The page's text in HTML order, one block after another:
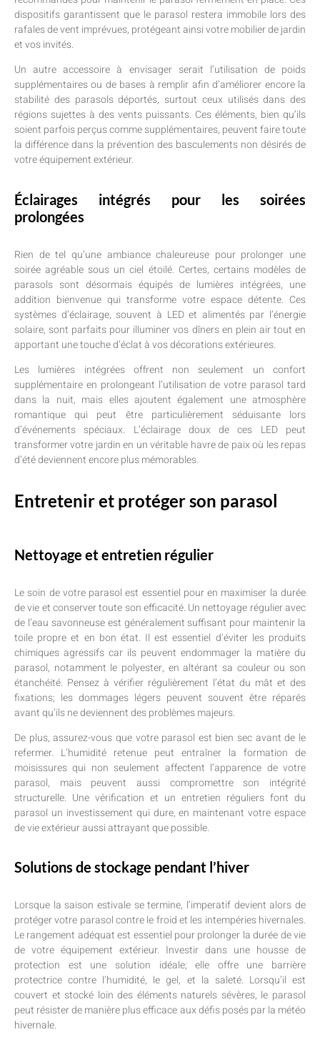
dispositifs garantissent que le parasol restera immobile lors des
rafales de vent imprévues, protégeant ainsi votre mobilier de jardin
et vos invités.
Un autre accessoire à envisager serait l’utilisation de poids
supplémentaires ou de bases à remplir afin d’améliorer encore la
stabilité des parasols déportés, surtout ceux utilisés dans des
régions sujettes à des vents puissants. Ces éléments, bien qu’ils
soient parfois perçus comme supplémentaires, peuvent faire toute
la différence dans la prévention des basculements non désirés de
votre équipement extérieur.
Éclairages intégrés pour les soirées
prolongées
Rien de tel qu’une ambiance chaleureuse pour prolonger une
soirée agréable sous un ciel étoilé. Certes, certains modèles de
parasols sont désormais équipés de lumières intégrées, une
addition bienvenue qui transforme votre espace détente. Ces
systèmes d’éclairage, souvent à LED et alimentés par l’énergie
solaire, sont parfaits pour illuminer vos dîners en plein air tout en
apportant une touche d’éclat à vos décorations extérieures.
Les lumières intégrées offrent non seulement un confort
supplémentaire en prolongeant l’utilisation de votre parasol tard
dans la nuit, mais elles ajoutent également une atmosphère
romantique qui peut être particulièrement séduisante lors
d’événements spéciaux. L’éclairage doux de ces LED peut
transformer votre jardin en un véritable havre de paix où les repas
d’été deviennent encore plus mémorables.
Entretenir et protéger son parasol
Nettoyage et entretien régulier
Le soin de votre parasol est essentiel pour en maximiser la durée
de vie et conserver toute son efficacité. Un nettoyage régulier avec
de l’eau savonneuse est généralement suffisant pour maintenir la
toile propre et en bon état. Il est essentiel d’éviter les produits
chimiques agressifs car ils peuvent endommager la matière du
parasol, notamment le polyester, en altérant sa couleur ou son
étanchéité. Pensez à vérifier régulièrement l’état du mât et des
fixations; les dommages légers peuvent souvent être réparés
avant qu’ils ne deviennent des problèmes majeurs.
De plus, assurez-vous que votre parasol est bien sec avant de le
refermer. L’humidité retenue peut entraîner la formation de
moisissures qui non seulement affectent l’apparence de votre
parasol, mais peuvent aussi compromettre son intégrité
structurelle. Une vérification et un entretien réguliers font du
parasol un investissement qui dure, en maintenant votre espace
de vie extérieur aussi attrayant que possible.
Solutions de stockage pendant l’hiver
Lorsque la saison estivale se termine, l’imperatif devient alors de
protéger votre parasol contre le froid et les intempéries hivernales.
Le rangement adéquat est essentiel pour prolonger la durée de vie
de votre équipement extérieur. Investir dans une housse de
protection est une solution idéale; elle offre une barrière
protectrice contre l’humidité, le gel, et la saleté. Lorsqu’il est
couvert et stocké loin des éléments naturels sévères, le parasol
peut résister de manière plus efficace aux défis posés par la météo
hivernale.